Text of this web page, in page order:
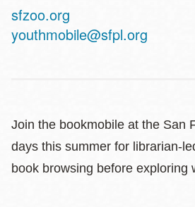
Website
sfzoo.org
youthmobile@sfpl.org
Join the bookmobile at the San
days this summer for librarian-
book browsing before exploring